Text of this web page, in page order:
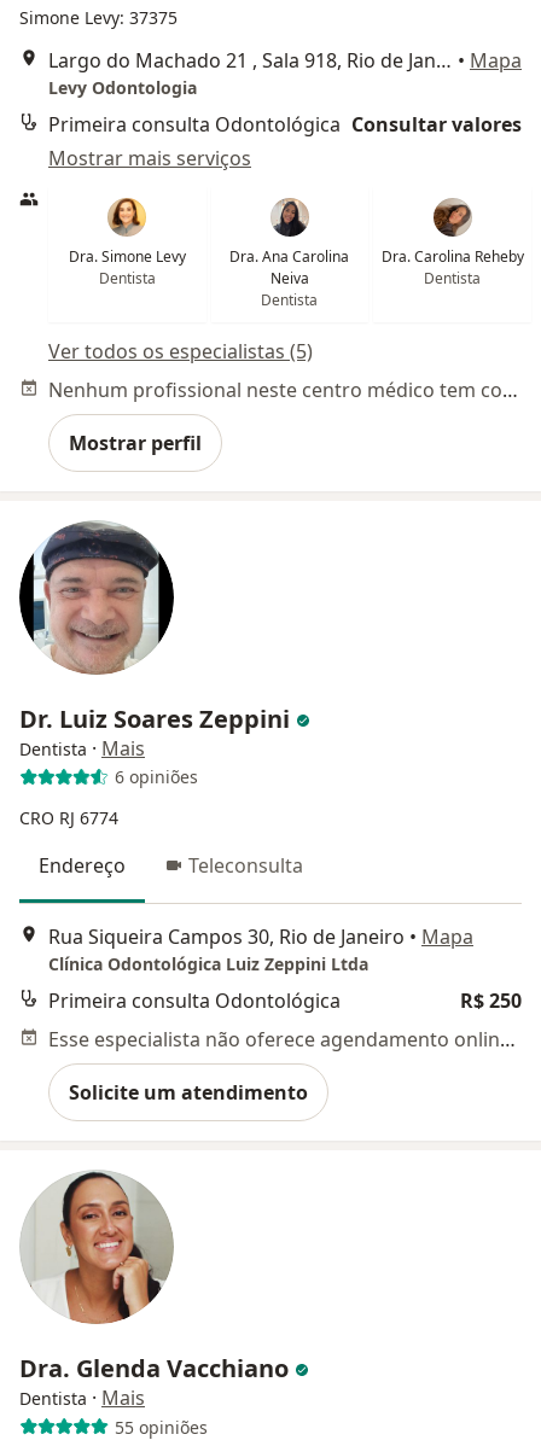
Simone Levy: 37375
Largo do Machado 21 , Sala 918, Rio de Janeiro • Mapa
Levy Odontologia
Primeira consulta Odontológica Consultar valores
Mostrar mais serviços
Dra. Simone Levy
Dentista
Dra. Ana Carolina
Neiva
Dentista
Dra. Carolina Reheby
Dentista
Ver todos os especialistas (5)
Nenhum profissional neste centro médico tem consultas disponíveis
Mostrar perfil
Dr. Luiz Soares Zeppini
Dentista · Mais
6 opiniões
CRO RJ 6774
Endereço Teleconsulta
Rua Siqueira Campos 30, Rio de Janeiro • Mapa
Clínica Odontológica Luiz Zeppini Ltda
Primeira consulta Odontológica
R$ 250
Esse especialista não oferece agendamento online para esse endereço.
Solicite um atendimento
Dra. Glenda Vacchiano
Dentista · Mais
55 opiniões